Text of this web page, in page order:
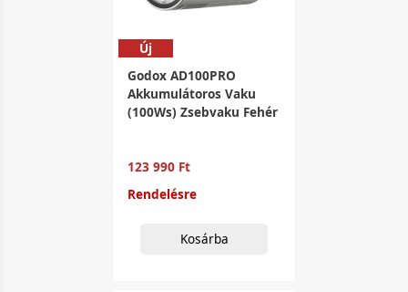
Új
Godox AD100PRO
Akkumulátoros Vaku
(100Ws) Zsebvaku Fehér
123 990 Ft
Rendelésre
Kosárba